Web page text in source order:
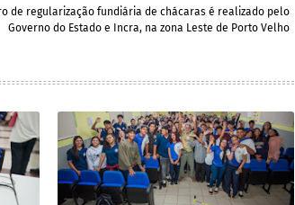
de regularização fundiária de chácaras é realizado pelo
Governo do Estado e Incra, na zona Leste de Porto Velho